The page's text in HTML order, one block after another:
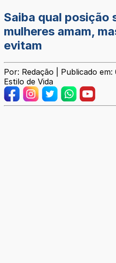
Saiba qual posição
mulheres amam,
evitam
Por: Redação | Publicado
Estilo de Vida